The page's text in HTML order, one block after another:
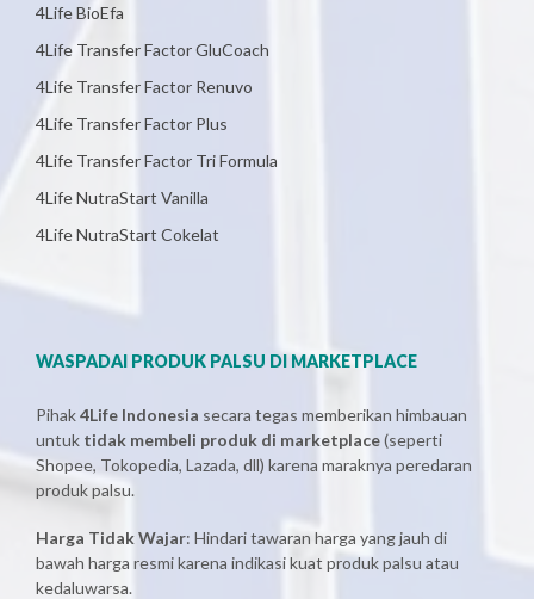
4Life BioEfa
4Life Transfer Factor GluCoach
4Life Transfer Factor Renuvo
4Life Transfer Factor Plus
4Life Transfer Factor Tri Formula
4Life NutraStart Vanilla
4Life NutraStart Cokelat
WASPADAI PRODUK PALSU DI MARKETPLACE
Pihak4Life Indonesia secara tegas memberikan himbauan
untuk tidak membeli produk di marketplace(seperti
Shopee, Tokopedia, Lazada, dll) karena maraknya peredaran
produk palsu.
Harga Tidak Wajar: Hindari tawaran harga yang jauh di
bawah harga resmi karena indikasi kuat produk palsu atau
kedaluwarsa.